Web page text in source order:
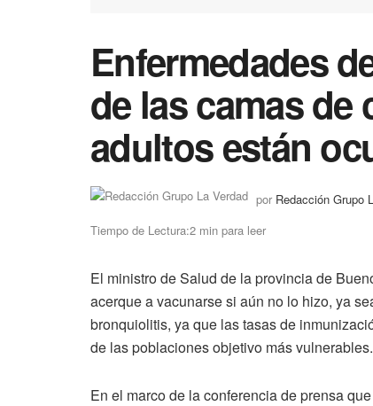
Enfermedades
de las camas
adultos están
por Redacción Grupo
Tiempo de Lectura:2 min para leer
El ministro de Salud de la provincia de
acerque a vacunarse si aún no lo hizo, ya
bronquiolitis, ya que las tasas de
de las poblaciones objetivo más vulnerables.
En el marco de la conferencia de prensa